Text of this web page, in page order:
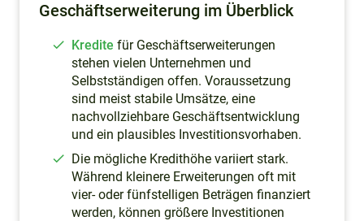
Geschäftserweiterung im Überblick
Kredite für Geschäftserweiterungen
stehen vielen Unternehmen und
Selbstständigen offen. Voraussetzung
sind meist stabile Umsätze, eine
nachvollziehbare Geschäftsentwicklung
und ein plausibles Investitionsvorhaben.
Die mögliche Kredithöhe variiert stark.
Während kleinere Erweiterungen oft mit
vier- oder fünfstelligen Beträgen finanziert
werden, können größere Investitionen